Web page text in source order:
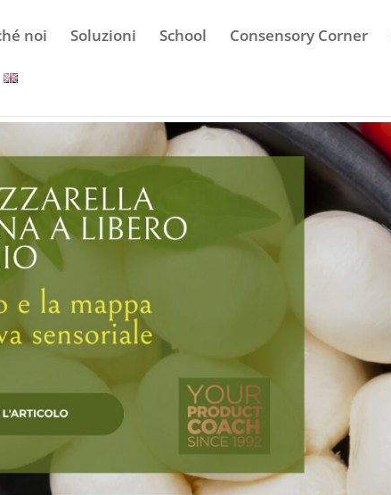
noi Soluzioni School Consensory Corner